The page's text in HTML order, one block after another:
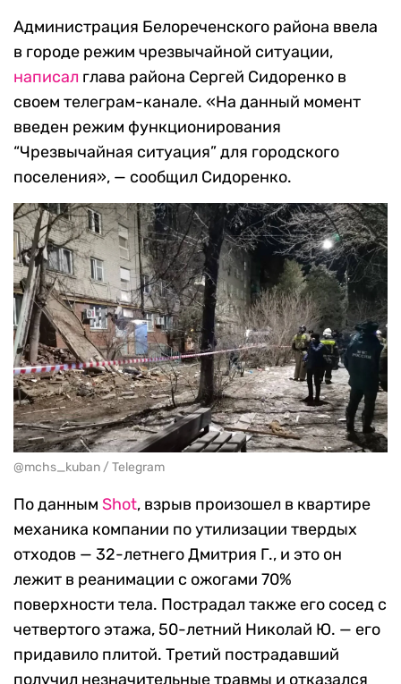
Администрация Белореченского района ввела
в городе режим чрезвычайной ситуации,
написал глава района Сергей Сидоренко в
своем телеграм-канале. «На данный момент
введен режим функционирования
“Чрезвычайная ситуация” для городского
поселения», — сообщил Сидоренко.
@mchs_kuban / Telegram
По данным Shot, взрыв произошел в квартире
механика компании по утилизации твердых
отходов — 32-летнего Дмитрия Г., и это он
лежит в реанимации с ожогами 70%
поверхности тела. Пострадал также его сосед с
четвертого этажа, 50-летний Николай Ю. — его
придавило плитой. Третий пострадавший
получил незначительные травмы и отказался